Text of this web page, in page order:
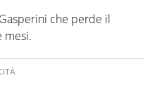
che perde il
mesi.